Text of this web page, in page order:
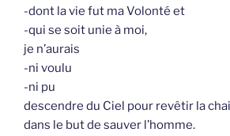
-dont la vie fut ma Volonté et
-qui se soit unie à moi,
je n’aurais
-ni voulu
-ni pu
descendre du Ciel pour revêtir la
dans le but de sauver l’homme.